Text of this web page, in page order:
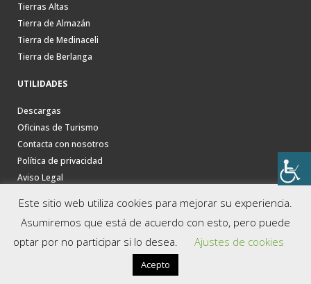
Tierras Altas
Tierra de Almazán
Tierra de Medinaceli
Tierra de Berlanga
UTILIDADES
Descargas
Oficinas de Turismo
Contacta con nosotros
Política de privacidad
Aviso Legal
Este sitio web utiliza cookies para mejorar su experiencia.
Asumiremos que está de acuerdo con esto, pero puede
optar por no participar si lo desea.
Ajustes de cookies
Acepto